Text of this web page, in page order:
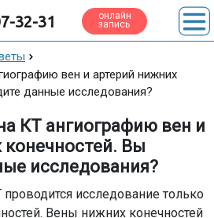
32-31 онлайн
запись
вен и артерий нижних
данные исследования?
КТ ангиографию вен и
конечностей. Вы
исследования?
исследование только
Вены нижних конечностей